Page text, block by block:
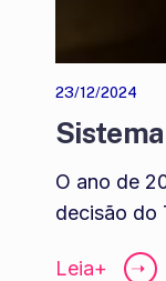
23/12/2024
O ano de
decisão do
Leia+ ➝